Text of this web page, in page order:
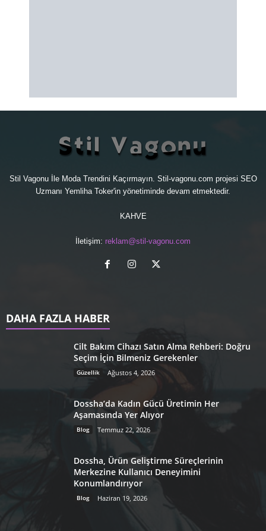
Stil Vagonu İle Moda Trendini Kaçırmayın. Stil-vagonu.com projesi SEO
Uzmanı Yemliha Toker'in yönetiminde devam etmektedir.
KAHVE
İletişim: reklam@stil-vagonu.com
DAHA FAZLA HABER
Cilt Bakım Cihazı Satın Alma Rehberi: Doğru
Seçim İçin Bilmeniz Gerekenler
Güzellik Ağustos 4, 2026
Dossha’da Kadın Gücü Üretimin Her
Aşamasında Yer Alıyor
Blog Temmuz 22, 2026
Dossha, Ürün Geliştirme Süreçlerinin
Merkezine Kullanıcı Deneyimini
Konumlandırıyor
Blog Haziran 19, 2026